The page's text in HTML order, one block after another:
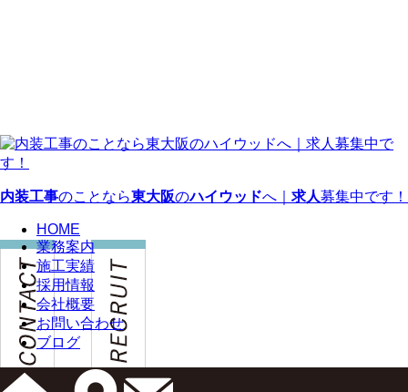
内装工事のことなら東大阪のハイウッドへ｜ 求人募集中です！
HOME
業務案内
施工実績
採用情報
会社概要
お問い合わせ
ブログ